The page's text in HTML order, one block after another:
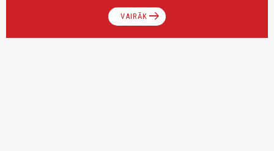
VAIRĀK arrow_right_alt